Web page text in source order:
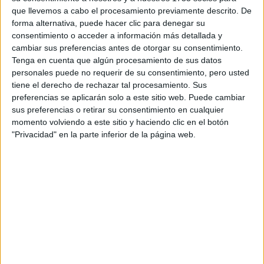
que llevemos a cabo el procesamiento previamente descrito. De
forma alternativa, puede hacer clic para denegar su
consentimiento o acceder a información más detallada y
cambiar sus preferencias antes de otorgar su consentimiento.
Tenga en cuenta que algún procesamiento de sus datos
personales puede no requerir de su consentimiento, pero usted
tiene el derecho de rechazar tal procesamiento. Sus
preferencias se aplicarán solo a este sitio web. Puede cambiar
sus preferencias o retirar su consentimiento en cualquier
momento volviendo a este sitio y haciendo clic en el botón
"Privacidad" en la parte inferior de la página web.
1,9% y el deAuxiliar Administrativo, con tan sólo un 1,86%.
Puestos más demandados
Artículos recomendados